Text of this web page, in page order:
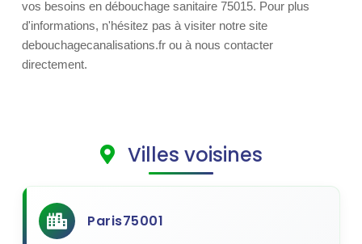
vos besoins en débouchage sanitaire 75015. Pour plus
d'informations, n'hésitez pas à visiter notre site
debouchagecanalisations.fr ou à nous contacter
directement.
Villes voisines
Paris75001